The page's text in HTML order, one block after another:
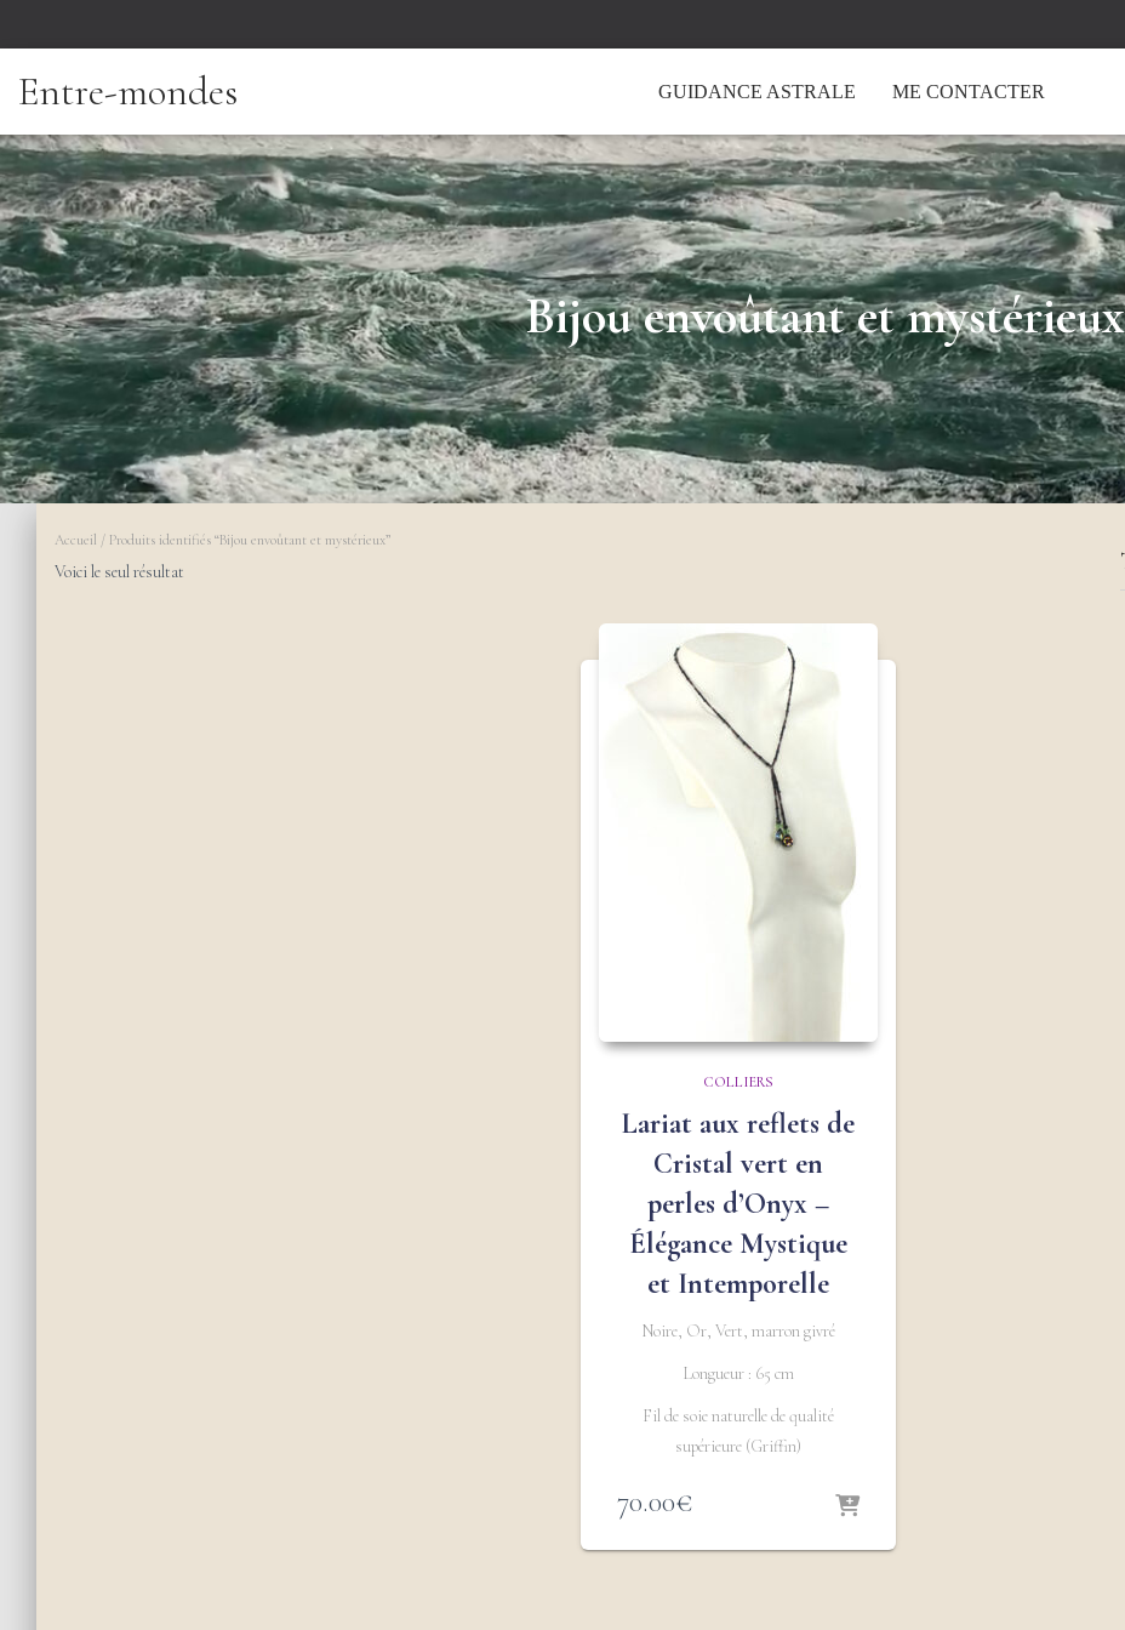
Entre-mondes GUIDANCE ASTRALE ME CONTACTER
Bijou envoûtant et mystérieux
Accueil / Produits identifiés “Bijou envoûtant et mystérieux”
Voici le seul résultat
COLLIERS
Lariat aux reflets de
Cristal vert en
perles d’Onyx –
Élégance Mystique
et Intemporelle
Noire, Or, Vert, marron givré
Longueur : 65 cm
Fil de soie naturelle de qualité
supérieure (Griffin)
70.00€